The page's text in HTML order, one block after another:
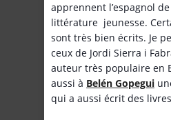
apprennent l’espagnol
littérature jeunesse.
sont très bien écrits. Je
ceux de Jordi Sierra i
auteur très populaire en
aussi à Belén Gopegui
qui a aussi écrit des